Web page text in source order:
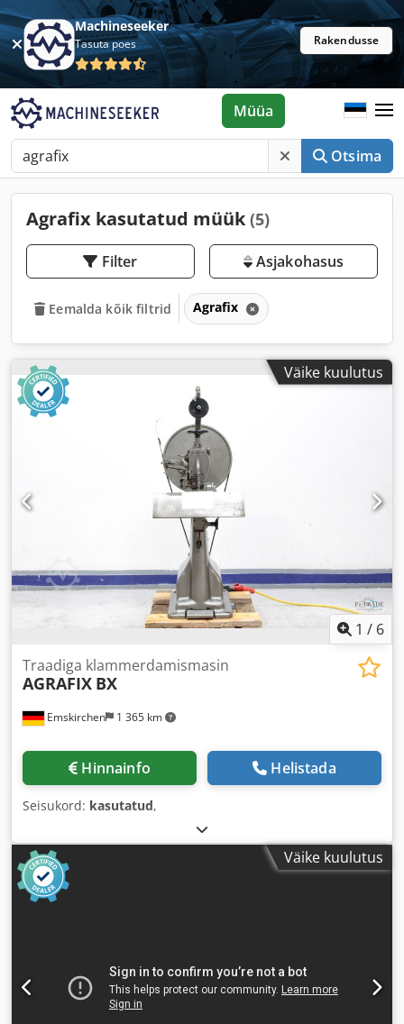
Machineseeker
Tasuta poes Rakendusse
Otsima
Müüa
Agrafix kasutatud müük (5)
Filter Asjakohasus
Eemalda kõik filtrid Agrafix
Väike kuulutus
1 / 6
Emskirchen 1 365 km
Traadiga klammerdamismasin
AGRAFIX BX
Hinnainfo Helistada
Seisukord: kasutatud,
Väike kuulutus